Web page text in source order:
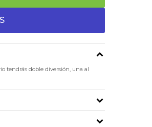
tendrás doble diversión, una al